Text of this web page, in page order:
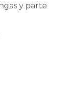
y parte